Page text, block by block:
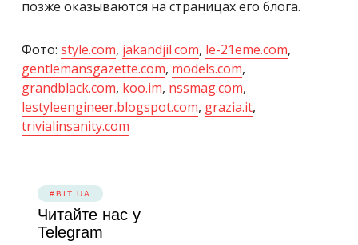
позже оказываются на страницах его блога.
Фото: style.com, jakandjil.com, le-21eme.com,
gentlemansgazette.com, models.com,
grandblack.com, koo.im, nssmag.com,
lestyleengineer.blogspot.com, grazia.it,
trivialinsanity.com
#BIT.UA
Читайте нас у
Telegram